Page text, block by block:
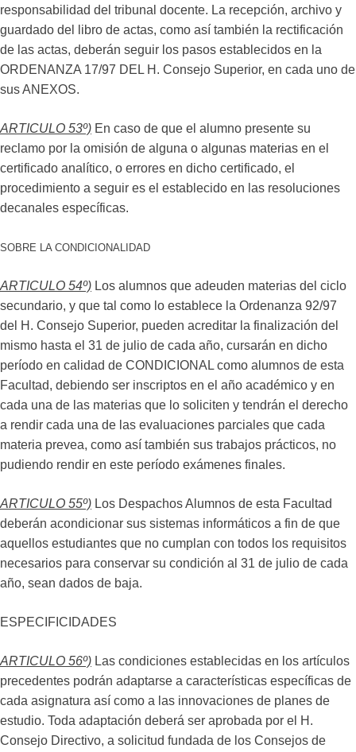
responsabilidad del tribunal docente. La recepción, archivo y
guardado del libro de actas, como así también la rectificación
de las actas, deberán seguir los pasos establecidos en la
ORDENANZA 17/97 DEL H. Consejo Superior, en cada uno de
sus ANEXOS.
ARTICULO 53º) En caso de que el alumno presente su
reclamo por la omisión de alguna o algunas materias en el
certificado analítico, o errores en dicho certificado, el
procedimiento a seguir es el establecido en las resoluciones
decanales específicas.
SOBRE LA CONDICIONALIDAD
ARTICULO 54º) Los alumnos que adeuden materias del ciclo
secundario, y que tal como lo establece la Ordenanza 92/97
del H. Consejo Superior, pueden acreditar la finalización del
mismo hasta el 31 de julio de cada año, cursarán en dicho
período en calidad de CONDICIONAL como alumnos de esta
Facultad, debiendo ser inscriptos en el año académico y en
cada una de las materias que lo soliciten y tendrán el derecho
a rendir cada una de las evaluaciones parciales que cada
materia prevea, como así también sus trabajos prácticos, no
pudiendo rendir en este período exámenes finales.
ARTICULO 55º) Los Despachos Alumnos de esta Facultad
deberán acondicionar sus sistemas informáticos a fin de que
aquellos estudiantes que no cumplan con todos los requisitos
necesarios para conservar su condición al 31 de julio de cada
año, sean dados de baja.
ESPECIFICIDADES
ARTICULO 56º) Las condiciones establecidas en los artículos
precedentes podrán adaptarse a características específicas de
cada asignatura así como a las innovaciones de planes de
estudio. Toda adaptación deberá ser aprobada por el H.
Consejo Directivo, a solicitud fundada de los Consejos de